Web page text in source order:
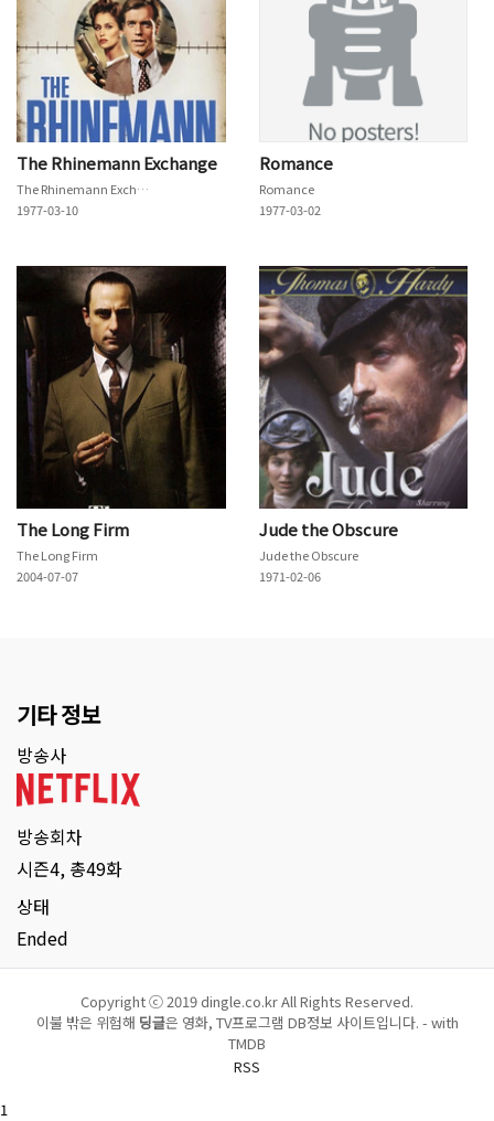
The Rhinemann Exchange
The Rhinemann Exchange
1977-03-10
Romance
Romance
1977-03-02
The Long Firm
The Long Firm
2004-07-07
Jude the Obscure
Jude the Obscure
1971-02-06
기타 정보
방송사
방송회차
시즌4, 총49화
상태
Ended
Copyright ⓒ 2019 dingle.co.kr All Rights Reserved.
이불 밖은 위험해 딩글은 영화, TV프로그램 DB정보 사이트입니다. - with
TMDB
RSS
1